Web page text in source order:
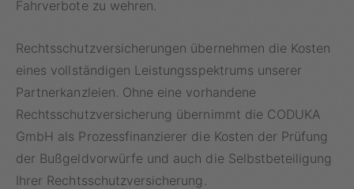
Fahrverbote zu wehren.
Rechtsschutzversicherungen übernehmen die Kosten
eines vollständigen Leistungsspektrums unserer
Partnerkanzleien. Ohne eine vorhandene
Rechtsschutzversicherung übernimmt die CODUKA
GmbH als Prozessfinanzierer die Kosten der Prüfung
der Bußgeldvorwürfe und auch die Selbstbeteiligung
Ihrer Rechtsschutzversicherung.